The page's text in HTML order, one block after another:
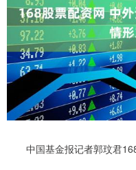
中国基金报记者郭玟君